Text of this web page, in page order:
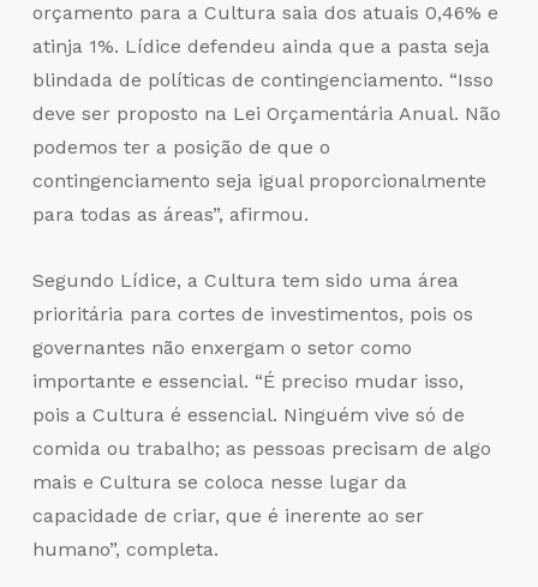
orçamento para a Cultura saia dos atuais 0,46% e
atinja 1%. Lídice defendeu ainda que a pasta seja
blindada de políticas de contingenciamento. “Isso
deve ser proposto na Lei Orçamentária Anual. Não
podemos ter a posição de que o
contingenciamento seja igual proporcionalmente
para todas as áreas”, afirmou.
Segundo Lídice, a Cultura tem sido uma área
prioritária para cortes de investimentos, pois os
governantes não enxergam o setor como
importante e essencial. “É preciso mudar isso,
pois a Cultura é essencial. Ninguém vive só de
comida ou trabalho; as pessoas precisam de algo
mais e Cultura se coloca nesse lugar da
capacidade de criar, que é inerente ao ser
humano”, completa.